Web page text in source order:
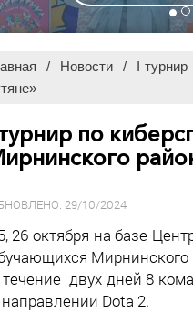
/ Новости /
I
по
29/10/2024
26 октября на базе
Мирнинского
двух дней 8
Dota 2.